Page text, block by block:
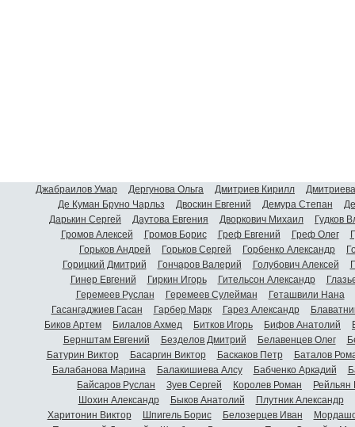
Джабраилов Умар Дергунова Ольга Дмитриев Кирилл
Де Куман Бруно Чарльз
Двоскин Евгений Демура Степан
Дарькин Сергей
Даутова Евгения Дворкович Михаил
Гудков
Громов Алексей
Громов Борис Греф Евгений Греф Олег
Горьков Андрей
Горьков Сергей Горбенко Александр
Горицкий Дмитрий
Гончаров Валерий Голубович Алексей
Гинер Евгений
Гиркин Игорь Гительсон Александр
Геремеев Руслан
Геремеев Сулейман
Геташвили Нана
Гасангаджиев Гасан
Гарбер Марк Гарез Александр
Биков Артем
Билалов Ахмед Битков Игорь Бифов Анатолий
Бернштам Евгений
Безделов Дмитрий Белавенцев Олег
Батурин Виктор
Басаргин Виктор Баскаков Петр
Баталов
Балабанова Марина
Балакишиева Алсу Бабченко Аркадий
Байсаров Руслан
Зуев Сергей Королев Роман
Шохин Александр
Быков Анатолий Плутник Александр
Харитонин Виктор
Шпигель Борис Белозерцев Иван